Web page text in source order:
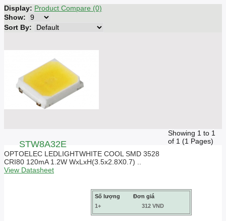
Display: Product Compare (0)
Show:
Sort By:
STW8A32E
OPTOELEC LEDLIGHTWHITE COOL SMD 3528
CRI80 120mA 1.2W WxLxH(3.5x2.8X0.7) ..
View Datasheet
Số lượng
Đơn giá
1+
312 VND
Showing 1 to 1
of 1 (1 Pages)